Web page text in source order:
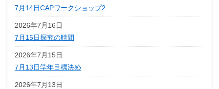
7月14日CAPワークショップ2
2026年7月16日
7月15日探究の時間
2026年7月15日
7月13日学年目標決め
2026年7月13日